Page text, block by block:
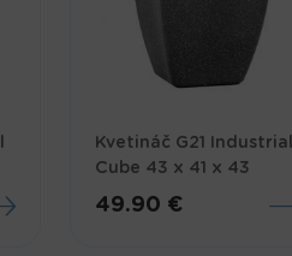
Kvetináč G21 Industrial
Cube 43 x 41 x 43
49.90 €